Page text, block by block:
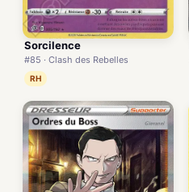
Sorcilence
#85 · Clash des Rebelles
RH